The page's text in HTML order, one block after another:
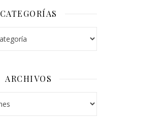
CATEGORÍAS
ARCHIVOS